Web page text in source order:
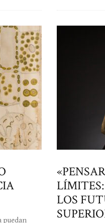
puedan
LÍMITES:
LOS